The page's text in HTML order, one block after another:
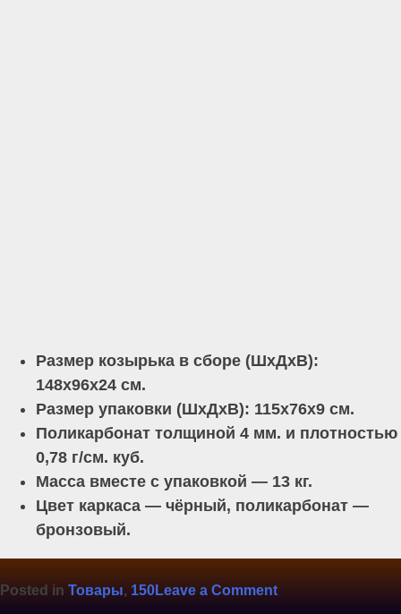
Размер козырька в сборе (ШхДхВ):
148х96х24 см.
Размер упаковки (ШхДхВ): 115х76х9 см.
Поликарбонат толщиной 4 мм. и плотностью
0,78 г/см. куб.
Масса вместе с упаковкой — 13 кг.
Цвет каркаса — чёрный, поликарбонат —
бронзовый.
Posted in Товары, 150Leave a Commenton